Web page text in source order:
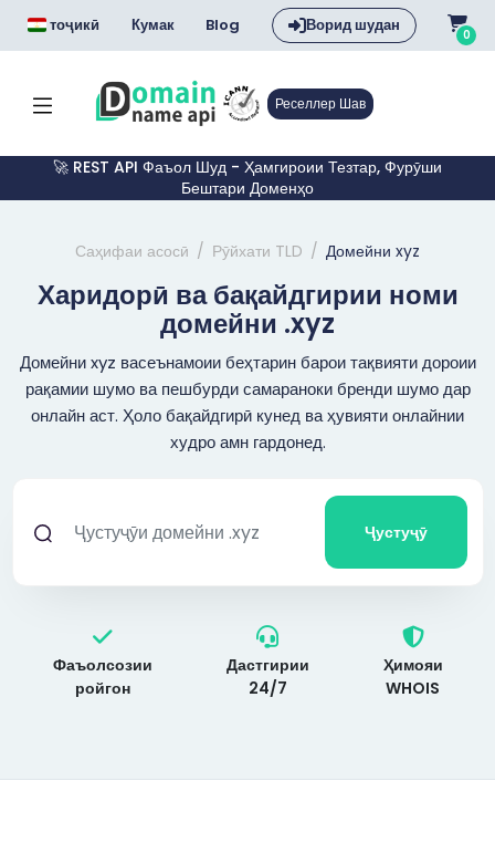
тоҷикӣ Кумак Blog Ворид шудан 0
Реселлер Шав
🚀 REST API Фаъол Шуд - Ҳамгироии Тезтар, Фурӯши
Бештари Доменҳо
Саҳифаи асосӣ Рӯйхати TLD Домейни xyz
Харидорӣ ва бақайдгирии номи
домейни .xyz
Домейни xyz васеънамоии беҳтарин барои тақвияти дороии
рақамии шумо ва пешбурди самараноки бренди шумо дар
онлайн аст. Ҳоло бақайдгирӣ кунед ва ҳувияти онлайнии
худро амн гардонед.
Ҷустуҷӯ
Фаъолсозии
ройгон
Дастгирии
24/7
Ҳимояи
WHOIS